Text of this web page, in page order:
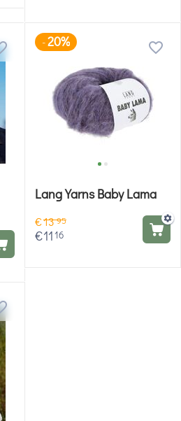
-20%
Lang Yarns Baby Lama
€1395
€1116